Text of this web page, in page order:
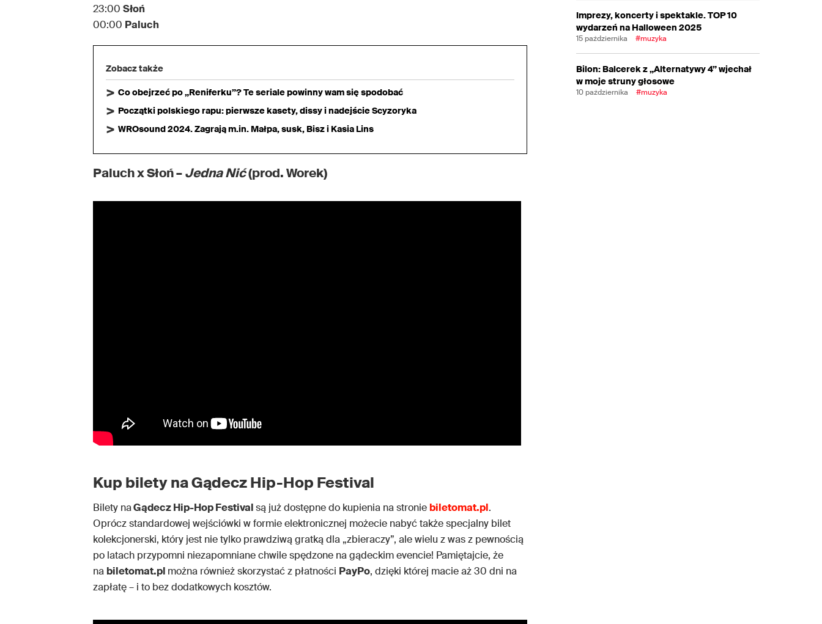
23:00 Słoń
00:00 Paluch
Zobacz także
Co obejrzeć po „Reniferku”? Te seriale powinny wam się spodobać
Początki polskiego rapu: pierwsze kasety, dissy i nadejście Scyzoryka
WROsound 2024. Zagrają m.in. Małpa, susk, Bisz i Kasia Lins
Paluch x Słoń –Jedna Nić(prod. Worek)
Kup bilety na Gądecz Hip-Hop Festival
Bilety naGądecz Hip-Hop Festivalsą już dostępne do kupienia na stronie biletomat.pl.
Oprócz standardowej wejściówki w formie elektronicznej możecie nabyć także specjalny bilet
kolekcjonerski, który jest nie tylko prawdziwą gratką dla „zbieraczy”, ale wielu z was z pewnością
po latach przypomni niezapomniane chwile spędzone na gądeckim evencie! Pamiętajcie, że
na biletomat.pl można również skorzystać z płatności PayPo, dzięki której macie aż 30 dni na
zapłatę – i to bez dodatkowych kosztów.
Imprezy, koncerty i spektakle. TOP 10
wydarzeń na Halloween 2025
15 października #muzyka
Bilon: Balcerek z „Alternatywy 4” wjechał
w moje struny głosowe
10 października #muzyka